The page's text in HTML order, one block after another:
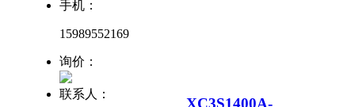
手机：
15989552169
询价：
联系人：
XC3S1400A-